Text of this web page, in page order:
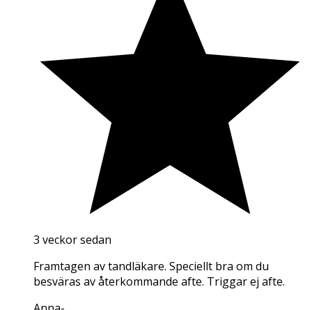
3 veckor sedan
Framtagen av tandläkare. Speciellt bra om du
besväras av återkommande afte. Triggar ej afte.